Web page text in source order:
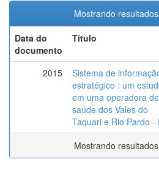
Mostrando
Data do
documento
Título
2015
Sistema de
estratégico : um
em uma operadora de
saúde dos Vales do
Taquari e Rio Pardo -
Mostrando